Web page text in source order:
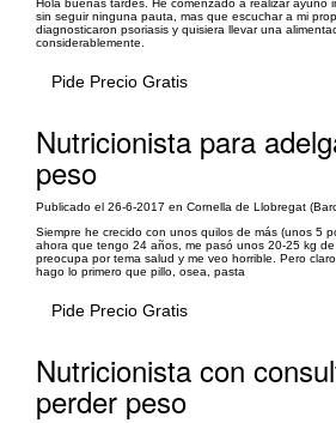
sin seguir ninguna pauta, mas que escuchar a mi
diagnosticaron psoriasis y quisiera llevar una
considerablemente.
Pide Precio Gratis
Nutricionista para
peso
Publicado el 26-6-2017 en Cornella de Llobregat
Siempre he crecido con unos quilos de más (unos 5
ahora que tengo 24 años, me pasó unos 20-25 kg
preocupa por tema salud y me veo horrible. Pero
hago lo primero que pillo, osea, pasta
Pide Precio Gratis
Nutricionista con
perder peso